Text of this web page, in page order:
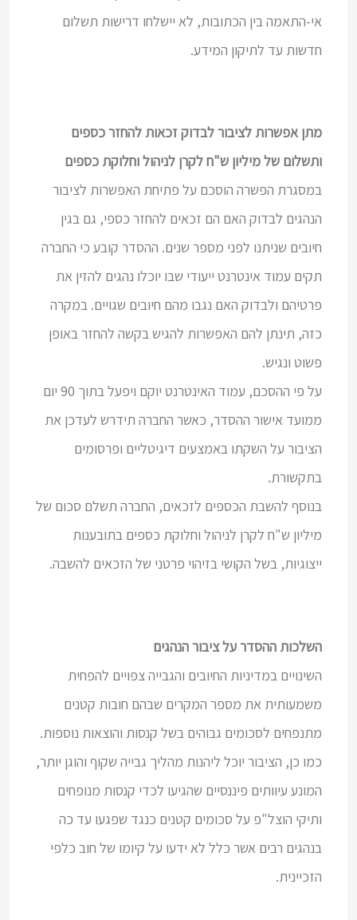
אי-התאמה בין הכתובות, לא יישלחו דרישות תשלום
חדשות עד לתיקון המידע.
מתן אפשרות לציבור לבדוק זכאות להחזר כספים
ותשלום של מיליון ש"ח לקרן לניהול וחלוקת כספים
במסגרת הפשרה הוסכם על פתיחת האפשרות לציבור
הנהגים לבדוק האם הם זכאים להחזר כספי, גם בגין
חיובים שניתנו לפני מספר שנים. ההסדר קובע כי החברה
תקים עמוד אינטרנט ייעודי שבו יוכלו נהגים להזין את
פרטיהם ולבדוק האם נגבו מהם חיובים שגויים. במקרה
כזה, תינתן להם האפשרות להגיש בקשה להחזר באופן
פשוט ונגיש.
על פי ההסכם, עמוד האינטרנט יוקם ויפעל בתוך 90 יום
ממועד אישור ההסדר, כאשר החברה תידרש לעדכן את
הציבור על השקתו באמצעים דיגיטליים ופרסומים
בתקשורת.
בנוסף להשבת הכספים לזכאים, החברה תשלם סכום של
מיליון ש"ח לקרן לניהול וחלוקת כספים בתובענות
ייצוגיות, בשל הקושי בזיהוי פרטני של הזכאים להשבה.
השלכות ההסדר על ציבור הנהגים
השינויים במדיניות החיובים והגבייה צפויים להפחית
משמעותית את מספר המקרים שבהם חובות קטנים
מתנפחים לסכומים גבוהים בשל קנסות והוצאות נוספות.
כמו כן, הציבור יוכל ליהנות מהליך גבייה שקוף והוגן יותר,
המונע עיוותים פיננסיים שהגיעו לכדי קנסות מנופחים
ותיקי הוצל"פ על סכומים קטנים כנגד שפגעו עד כה
בנהגים רבים אשר כלל לא ידעו על קיומו של חוב כלפי
הזכיינית.